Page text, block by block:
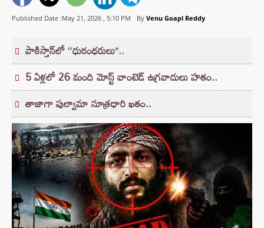
Published Date :May 21, 2026 , 5:10 PM By Venu Goapl Reddy
పాకిస్తాన్‌లో ‘‘ధురంధరులు’’..
5 ఏళ్లలో 26 మంది మోస్ట్ వాంటెడ్ ఉగ్రవాదులు హతం..
తాజాగా పుల్వామా సూత్రధారి ఖతం..